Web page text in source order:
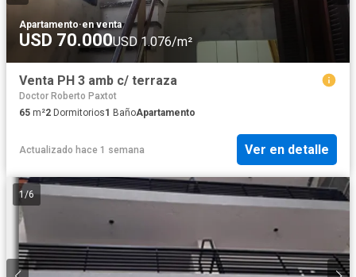
Apartamento·en venta
USD 70.000USD 1.076/m²
Venta PH 3 amb c/ terraza
Doctor Roberto Paxtot
65 m²2 Dormitorios1 BañoApartamento
Actualizado hace 1 semana Ver en detalle
1/6